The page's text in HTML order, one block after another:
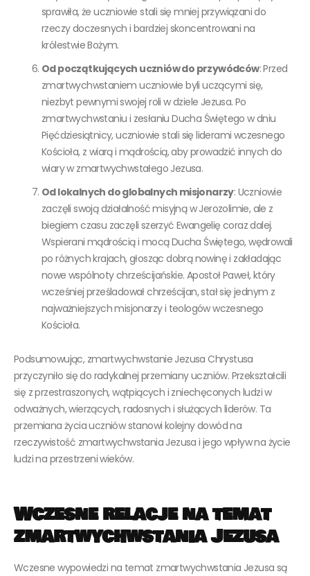
sprawiła, że uczniowie stali się mniej przywiązani do
rzeczy doczesnych i bardziej skoncentrowani na
królestwie Bożym.
Od początkujących uczniów do przywódców: Przed
zmartwychwstaniem uczniowie byli uczącymi się,
niezbyt pewnymi swojej roli w dziele Jezusa. Po
zmartwychwstaniu i zesłaniu Ducha Świętego w dniu
Pięćdziesiątnicy, uczniowie stali się liderami wczesnego
Kościoła, z wiarą i mądrością, aby prowadzić innych do
wiary w zmartwychwstałego Jezusa.
Od lokalnych do globalnych misjonarzy: Uczniowie
zaczęli swoją działalność misyjną w Jerozolimie, ale z
biegiem czasu zaczęli szerzyć Ewangelię coraz dalej.
Wspierani mądrością i mocą Ducha Świętego, wędrowali
po różnych krajach, głosząc dobrą nowinę i zakładając
nowe wspólnoty chrześcijańskie. Apostoł Paweł, który
wcześniej prześladował chrześcijan, stał się jednym z
najważniejszych misjonarzy i teologów wczesnego
Kościoła.
Podsumowując, zmartwychwstanie Jezusa Chrystusa
przyczyniło się do radykalnej przemiany uczniów. Przekształcili
się z przestraszonych, wątpiących i zniechęconych ludzi w
odważnych, wierzących, radosnych i służących liderów. Ta
przemiana życia uczniów stanowi kolejny dowód na
rzeczywistość zmartwychwstania Jezusa i jego wpływ na życie
ludzi na przestrzeni wieków.
Wczesne relacje na temat
zmartwychwstania Jezusa
Wczesne wypowiedzi na temat zmartwychwstania Jezusa są